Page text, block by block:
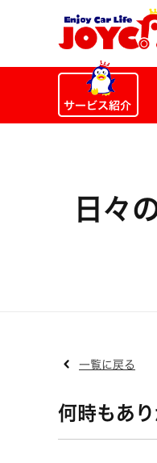
日々
一覧に戻る
何時もあ